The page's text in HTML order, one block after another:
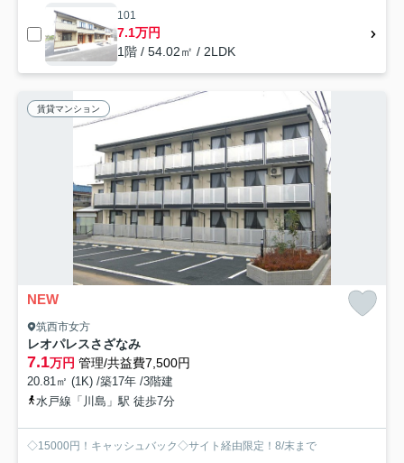
101
7.1万円
1階 / 54.02㎡ / 2LDK
賃貸マンション
NEW
筑西市女方
レオパレスさざなみ
7.1万円 管理/共益費7,500円
20.81㎡ (1K) /築17年 /3階建
水戸線「川島」駅 徒歩7分
◇15000円！キャッシュバック◇サイト経由限定！8/末まで